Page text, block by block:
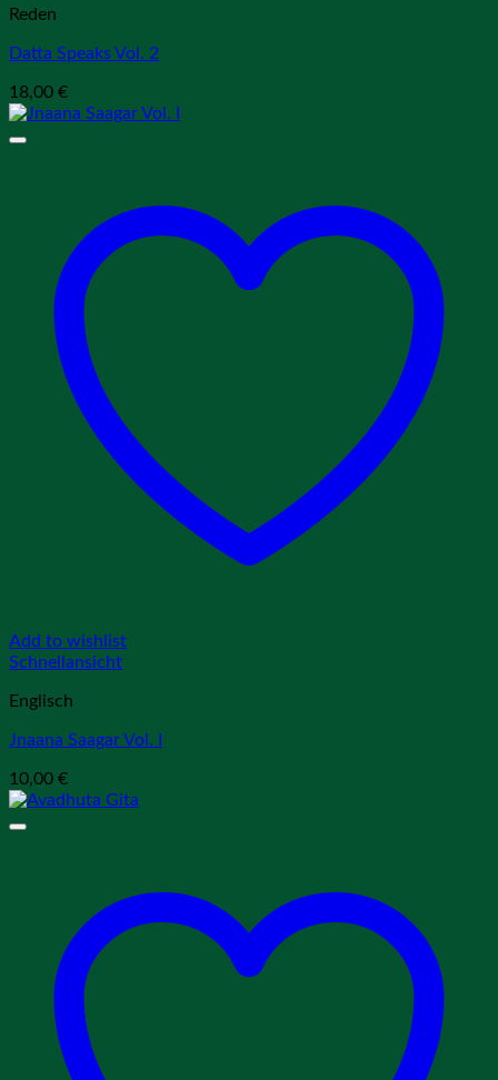
Reden
Datta Speaks Vol. 2
18,00 €
Add to wishlist
Schnellansicht
Englisch
Jnaana Saagar Vol. I
10,00 €